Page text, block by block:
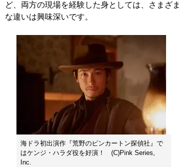
ど、両方の現場を経験した身としては、さまざま
な違いは興味深いです。
海ドラ初出演作『荒野のピンカートン探偵社』で
はケンジ・ハラダ役を好演！ (C)Pink Series,
Inc.